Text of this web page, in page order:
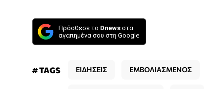
Πρόσθεσε το Dnews στα
αγαπημένα σου στη Google
# TAGS ΕΙΔΗΣΕΙΣ ΕΜΒΟΛΙΑΣΜΕΝΟΣ